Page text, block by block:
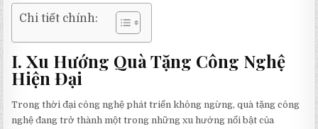
Chi tiết chính:
I. Xu Hướng Quà Tặng Công Nghệ
Hiện Đại
Trong thời đại công nghệ phát triển không ngừng, quà tặng công
nghệ đang trở thành một trong những xu hướng nổi bật của